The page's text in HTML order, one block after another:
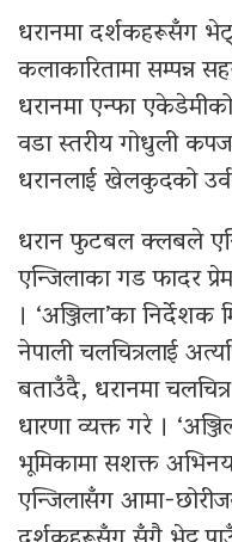
धरानमा दर्शकहरूसँग
कलाकारितामा सम्पन्न
धरानमा एन्फा
वडा स्तरीय गोधुली
धरानलाई खेलकुदको
धरान फुटबल क्लबले
एन्जिलाका गड फादर
। ‘अञ्जिला’का
नेपाली चलचित्रलाई
बताउँदै, धरानमा
धारणा व्यक्त गरे ।
भूमिकामा सशक्त
एन्जिलासँग आमा-